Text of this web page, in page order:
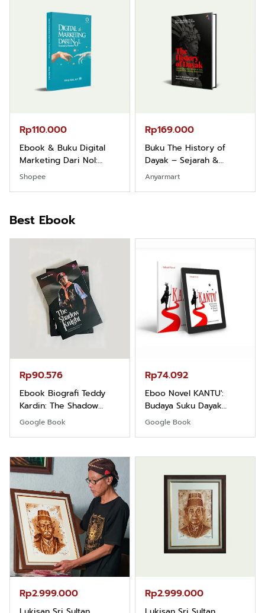
Rp165.000
Buku Filsafat Dayak
Kajian Komprehensif
Atas Manusia Dayak
Shopee
Rp125.000
Buku Seringai Kunang-
kunang Kumpulan Puisi
Wisnu Pamungkas
Anyarmart
Best Ebook
Rp74.092
Eboo Novel KANTU':
Budaya Suku Dayak
Borneo
Google Book
Rp71.706
Ebook Vescovo
Motociclista – Kisah
Nyata Uskup Giulio
Mencuccini, C.P di
Google Book
Rp2.999.000 Rp2.989.000